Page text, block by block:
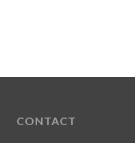
CONTACT